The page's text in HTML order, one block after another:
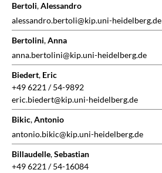
Bertoli,Alessandro
alessandro.bertoli@kip.uni-heidelberg.de
Bertolini,Anna
anna.bertolini@kip.uni-heidelberg.de
Biedert, Eric
+49 6221 / 54-9892
eric.biedert@kip.uni-heidelberg.de
Bikic,Antonio
antonio.bikic@kip.uni-heidelberg.de
Billaudelle,Sebastian
+49 6221 / 54-16084